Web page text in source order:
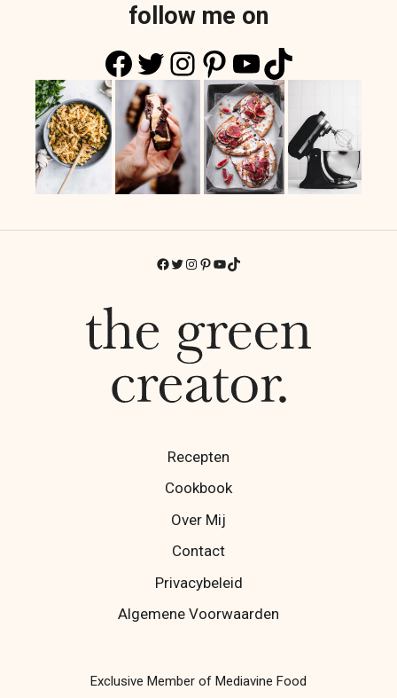
follow me on
Facebook
Twitter
Instagram
Pinterest
YouTube
TikTok
Facebook
Twitter
Instagram
Pinterest
YouTube
TikTok
Recepten
Cookbook
Over Mij
Contact
Privacybeleid
Algemene Voorwaarden
Exclusive Member of Mediavine Food